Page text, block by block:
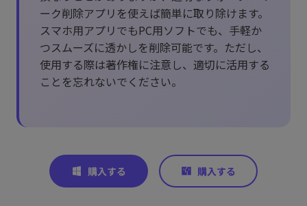
ーク削除アプリを使えば簡単に取り除けます。
スマホ用アプリでもPC用ソフトでも、手軽か
つスムーズに透かしを削除可能です。ただし、
使用する際は著作権に注意し、適切に活用する
ことを忘れないでください。